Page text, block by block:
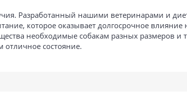
Разработанный нашими ветеринарами и
которое оказывает долгосрочное
необходимые собакам разных размеров и
отличное состояние.